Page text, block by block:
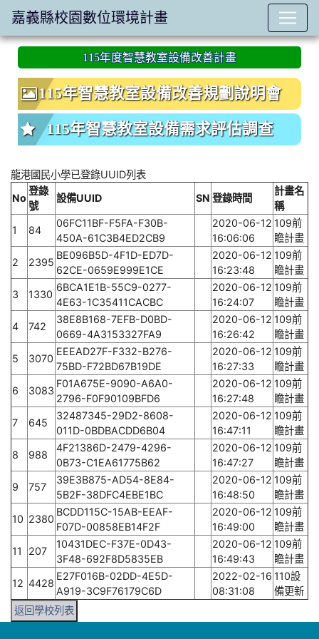
:::
115年度智慧教室設備改善計畫
115年智慧教室設備改善規劃說明會
115年智慧教室設備需求評估調查
龍港國民小學已登錄UUID列表
No
登錄
號
設備UUID SN 登錄時間
計畫名
稱
1
84
06FC11BF-F5FA-F30B-
450A-61C3B4ED2CB9
2020-06-12
16:06:06
109前
瞻計畫
2
2395
BE096B5D-4F1D-ED7D-
62CE-0659E999E1CE
2020-06-12
16:23:48
109前
瞻計畫
3
1330
6BCA1E1B-55C9-0277-
4E63-1C35411CACBC
2020-06-12
16:24:07
109前
瞻計畫
4
742
38E8B168-7EFB-D0BD-
0669-4A3153327FA9
2020-06-12
16:26:42
109前
瞻計畫
5
3070
EEEAD27F-F332-B276-
75BD-F72BD67B19DE
2020-06-12
16:27:33
109前
瞻計畫
6
3083
F01A675E-9090-A6A0-
2796-F0F90109BFD6
2020-06-12
16:27:48
109前
瞻計畫
7
645
32487345-29D2-8608-
011D-0BDBACDD6B04
2020-06-12
16:47:11
109前
瞻計畫
8
988
4F21386D-2479-4296-
0B73-C1EA61775B62
2020-06-12
16:47:27
109前
瞻計畫
9
757
39E3B875-AD54-8E84-
5B2F-38DFC4EBE1BC
2020-06-12
16:48:50
109前
瞻計畫
10 2380
BCDD115C-15AB-EEAF-
F07D-00858EB14F2F
2020-06-12
16:49:00
109前
瞻計畫
11
207
10431DEC-F37E-0D43-
3F48-692F8D5835EB
2020-06-12
16:49:43
109前
瞻計畫
12 4428
E27F016B-02DD-4E5D-
A919-3C9F76179C6D
2022-02-16
08:31:08
110設
備更新
返回學校列表
嘉義縣校園數位環境計畫